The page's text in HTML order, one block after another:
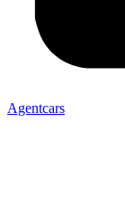
Agentcars